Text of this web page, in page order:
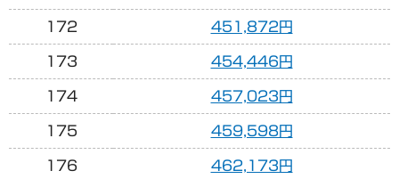
172 451,872円
173 454,446円
174 457,023円
175 459,598円
176 462,173円